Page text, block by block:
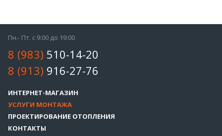
Пн.- Пт. с 9:00 до 19:00
8 (983) 510-14-20
8 (913) 916-27-76
ИНТЕРНЕТ-МАГАЗИН
УСЛУГИ МОНТАЖА
ПРОЕКТИРОВАНИЕ ОТОПЛЕНИЯ
КОНТАКТЫ